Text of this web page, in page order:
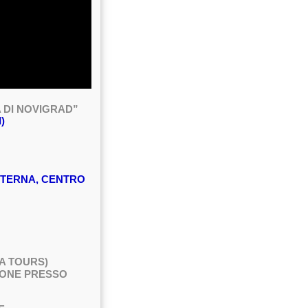
NOVIGRAD”
CENTRO
TOURS)
PRESSO